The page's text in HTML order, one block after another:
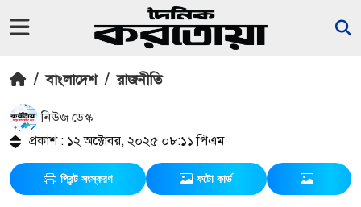
/ বাংলাদেশ / রাজনীতি
নিউজ ডেস্ক
প্রকাশ : ১২ অক্টোবর, ২০২৫ ০৮:১১ পিএম
প্রিন্ট সংস্করণ ফটো কার্ড